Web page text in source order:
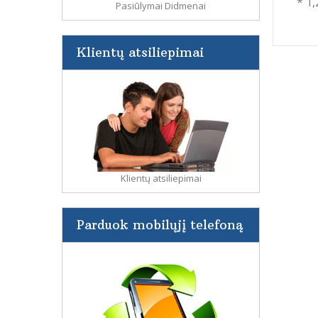
Pasiūlymai Didmenai
Klientų atsiliepimai
Klientų atsiliepimai
Parduok mobilųjį telefoną